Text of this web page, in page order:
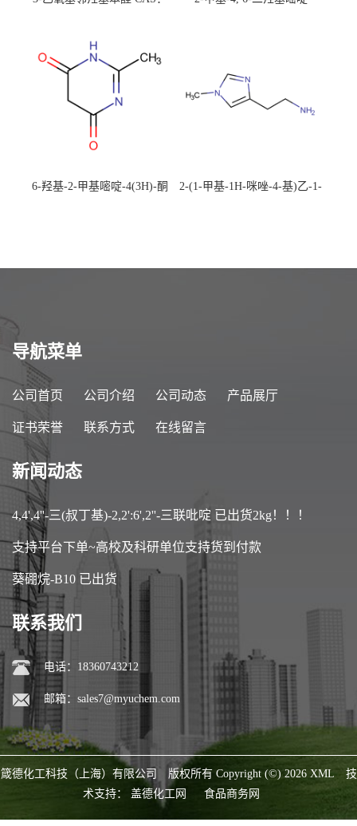
校可先用后付
6-羟基-2-甲基嘧啶-4(3H)-酮
2-(1-甲基-1H-咪唑-4-基)乙-1-
导航菜单
公司首页 公司介绍 公司动态 产品展厅
证书荣誉 联系方式 在线留言
新闻动态
4,4',4''-三(叔丁基)-2,2':6',2''-三联吡啶 已出货2kg！！！
支持平台下单~高校及科研单位支持货到付款
葵硼烷-B10 已出货
联系我们
电话：18360743212
邮箱： sales7@myuchem.com
箴德化工科技（上海）有限公司 版权所有 Copyright (©) 2026 XML
技
术支持： 盖德化工网 食品商务网